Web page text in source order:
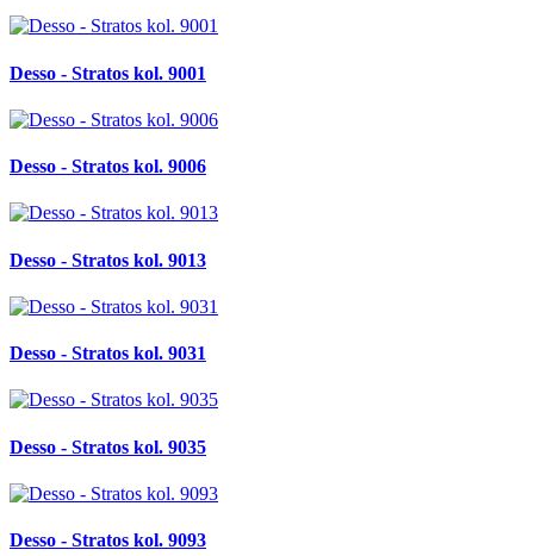
Desso - Stratos kol. 9001
Desso - Stratos kol. 9006
Desso - Stratos kol. 9013
Desso - Stratos kol. 9031
Desso - Stratos kol. 9035
Desso - Stratos kol. 9093